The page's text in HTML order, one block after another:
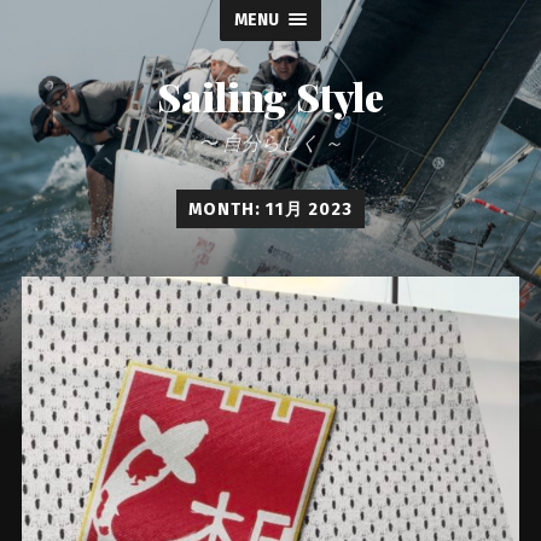
MENU
Sailing Style
〜 自分らしく ～
MONTH: 11月 2023